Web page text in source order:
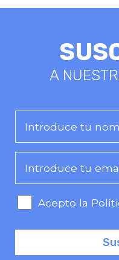
A
Acepto la